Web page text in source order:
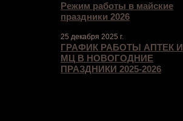
Режим работы в майские
праздники 2026
25 декабря 2025 г.
ГРАФИК РАБОТЫ АПТЕК И
МЦ В НОВОГОДНИЕ
ПРАЗДНИКИ 2025-2026